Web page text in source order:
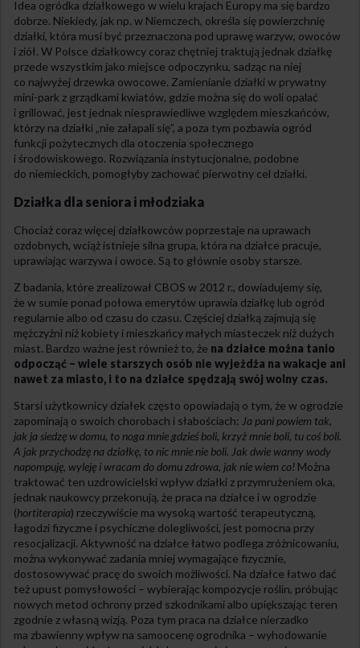
Idea ogródka działkowego w wielu krajach Europy ma się bardzo
dobrze. Niekiedy, jak np. w Niemczech, określa się powierzchnię
działki, która musi być przeznaczona pod uprawę warzyw, owoców
i ziół. W Polsce działkowcy coraz chętniej traktują jednak działkę
przede wszystkim jako miejsce odpoczynku, sadząc na niej
co najwyżej drzewka owocowe. Zamienianie działki w prywatny
mini-park z grządkami kwiatów, gdzie można się do woli opalać
i grillować, jest jednak niesprawiedliwe względem mieszkańców,
którzy na działki „nie załapali się”, a poza tym pozbawia ogród
funkcji pożytecznych dla otoczenia społecznego
i środowiskowego. Rozwiązania instytucjonalne, podobne
do niemieckich, pomogłyby zachować pierwotny cel działki.
Działka dla seniora i młodziaka
Chociaż coraz więcej działkowców poprzestaje na uprawach
ozdobnych, wciąż istnieje silna grupa, która na działce pracuje,
uprawiając warzywa i owoce. Są to głównie osoby starsze.
Z badania, które zrealizował CBOS w 2012 r., dowiadujemy się,
że w sumie ponad połowa emerytów uprawia działkę lub ogród
regularnie albo od czasu do czasu. Częściej działką zajmują się
mężczyźni niż kobiety i mieszkańcy małych miasteczek niż dużych
miast. Bardzo ważne jest również to, że na działce można tanio
odpocząć – wiele starszych osób nie wyjeżdża na wakacje ani
nawet za miasto, i to na działce spędzają swój wolny czas.
Starsi użytkownicy działek często opowiadają o tym, że w ogrodzie
zapominają o swoich chorobach i słabościach: Ja pani powiem tak,
jak ja siedzę w domu, to noga mnie gdzieś boli, krzyż mnie boli, tu coś boli.
A jak przychodzę na działkę, to nic mnie nie boli. Jak dwie wanny wody
napompuję, wyleję i wracam do domu zdrowa, jak nie wiem co! Można
traktować ten uzdrowicielski wpływ działki z przymrużeniem oka,
jednak naukowcy przekonują, że praca na działce i w ogrodzie
(hortiterapia) rzeczywiście ma wysoką wartość terapeutyczną,
łagodzi fizyczne i psychiczne dolegliwości, jest pomocna przy
resocjalizacji. Aktywność na działce łatwo podlega zróżnicowaniu,
można wykonywać zadania mniej wymagające fizycznie,
dostosowywać pracę do swoich możliwości. Na działce łatwo dać
też upust pomysłowości – wybierając kompozycje roślin, próbując
nowych metod ochrony przed szkodnikami albo upiększając teren
zgodnie z własną wizją. Poza tym praca na działce nierzadko
ma zbawienny wpływ na samoocenę ogrodnika – wyhodowanie